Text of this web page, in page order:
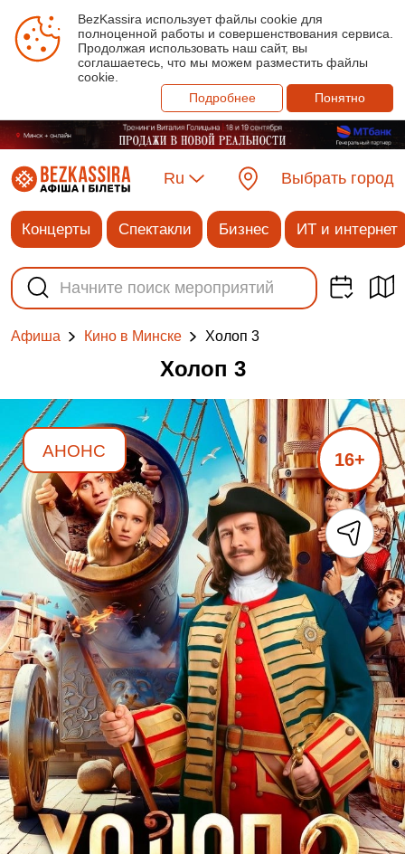
BezKassira использует файлы cookie для
полноценной работы и совершенствования сервиса.
Продолжая использовать наш сайт, вы
соглашаетесь, что мы можем разместить файлы
cookie.
Подробнее
Понятно
Ru Выбрать город
Концерты Спектакли Бизнес ИТ и интернет
Афиша Кино в Минске Холоп 3
Холоп 3
АНОНС 16+